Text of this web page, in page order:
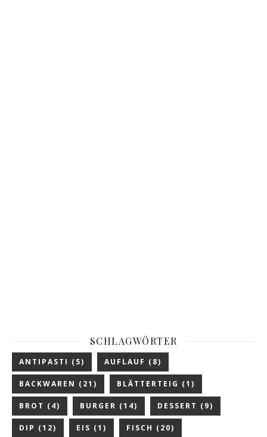
SCHLAGWÖRTER
ANTIPASTI (5) AUFLAUF (8)
BACKWAREN (21) BLÄTTERTEIG (1)
BROT (4) BURGER (14) DESSERT (9)
DIP (12) EIS (1) FISCH (20)